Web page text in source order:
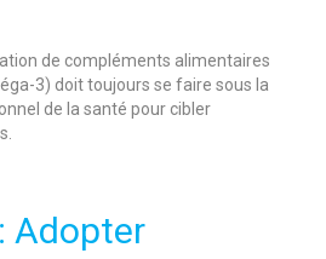
de compléments alimentaires
3) doit toujours se faire sous la
de la santé pour cibler
Adopter